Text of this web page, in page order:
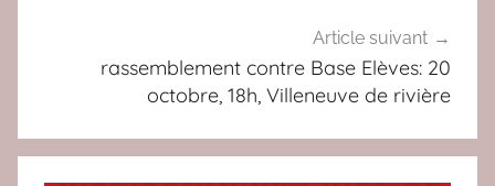
Article suivant
rassemblement contre Base Elèves: 20
octobre, 18h, Villeneuve de rivière